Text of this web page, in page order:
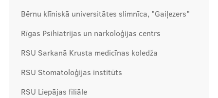
Bērnu klīniskā universitātes slimnīca, "Gaiļezers"
Rīgas Psihiatrijas un narkoloģijas centrs
RSU Sarkanā Krusta medicīnas koledža
RSU Stomatoloģijas institūts
RSU Liepājas filiāle